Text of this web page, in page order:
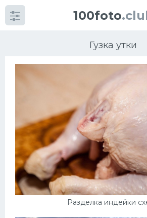
100foto
Гузка утки
Разделка индейки
Категориикартинок
Супы
Мясные блюда
Печенье